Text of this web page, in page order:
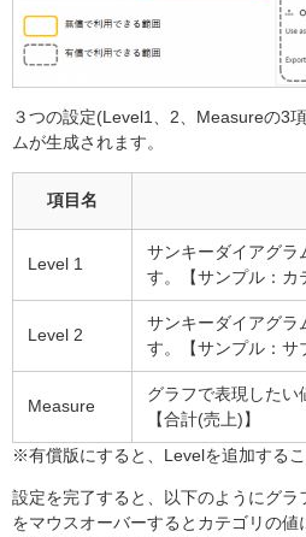
３つの設定(Level1、2、Measureの3
ムが生成されます。
項目名
Level 1
サンキーダイアグラ
す。【サンプル：カ
Level 2
サンキーダイアグラ
す。【サンプル：サ
Measure
グラフで表現したい
【合計(売上)】
※有償版にすると、Levelを追加する
設定を完了すると、以下のようにグラ
をマウスオーバーするとカテゴリの